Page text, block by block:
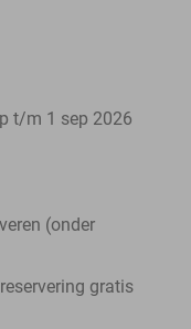
t/m 1 sep 2026
(onder
gratis